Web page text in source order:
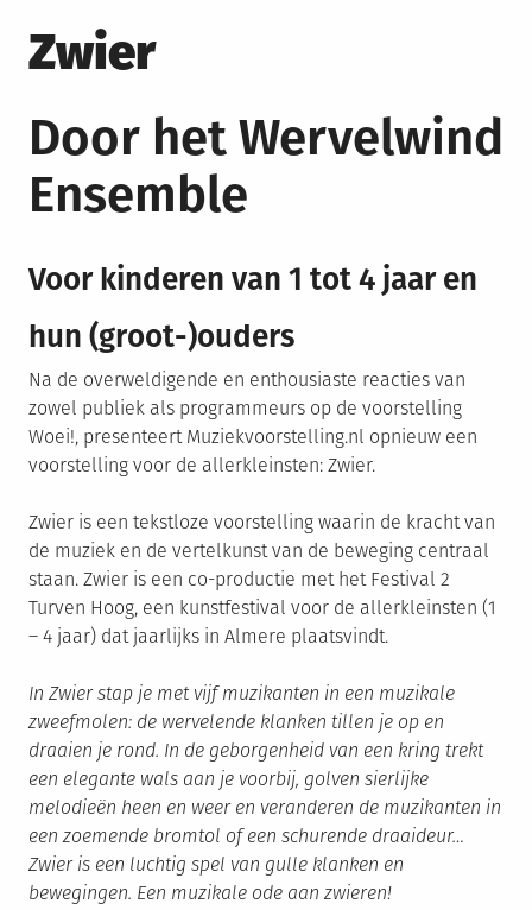
Zwier
Door het Wervelwind
Ensemble
Voor kinderen van 1 tot 4 jaar en
hun (groot-)ouders
Na de overweldigende en enthousiaste reacties van
zowel publiek als programmeurs op de voorstelling
Woei!, presenteert Muziekvoorstelling.nl opnieuw een
voorstelling voor de allerkleinsten: Zwier.
Zwier is een tekstloze voorstelling waarin de kracht van
de muziek en de vertelkunst van de beweging centraal
staan. Zwier is een co-productie met het Festival 2
Turven Hoog, een kunstfestival voor de allerkleinsten (1
– 4 jaar) dat jaarlijks in Almere plaatsvindt.
In Zwier stap je met vijf muzikanten in een muzikale
zweefmolen: de wervelende klanken tillen je op en
draaien je rond. In de geborgenheid van een kring trekt
een elegante wals aan je voorbij, golven sierlijke
melodieën heen en weer en veranderen de muzikanten in
een zoemende bromtol of een schurende draaideur…
Zwier is een luchtig spel van gulle klanken en
bewegingen. Een muzikale ode aan zwieren!